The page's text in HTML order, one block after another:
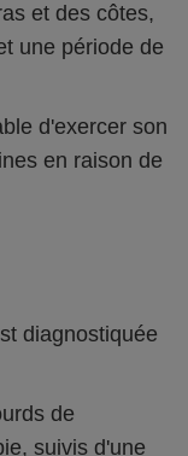
et des côtes,
une période de
d'exercer son
en raison de
diagnostiquée
de
suivis d'une